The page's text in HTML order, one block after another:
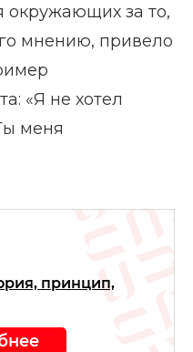
окружающих за то,
мнению, привело
«Я не хотел
меня
принцип,